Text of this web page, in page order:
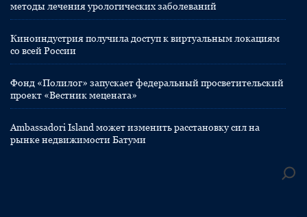
методы лечения урологических заболеваний
Киноиндустрия получила доступ к виртуальным локациям
со всей России
Фонд «Полилог» запускает федеральный просветительский
проект «Вестник мецената»
Ambassadori Island может изменить расстановку сил на
рынке недвижимости Батуми